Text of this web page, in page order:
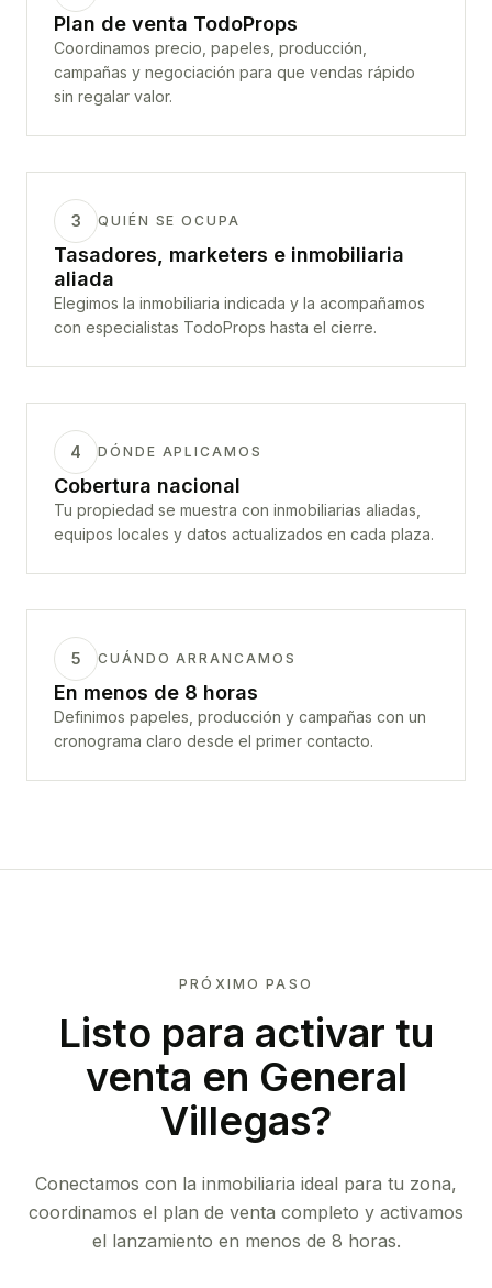
Plan de venta TodoProps
Coordinamos precio, papeles, producción,
campañas y negociación para que vendas rápido
sin regalar valor.
3 QUIÉN SE OCUPA
Tasadores, marketers e inmobiliaria
aliada
Elegimos la inmobiliaria indicada y la acompañamos
con especialistas TodoProps hasta el cierre.
4 DÓNDE APLICAMOS
Cobertura nacional
Tu propiedad se muestra con inmobiliarias aliadas,
equipos locales y datos actualizados en cada plaza.
5 CUÁNDO ARRANCAMOS
En menos de 8 horas
Definimos papeles, producción y campañas con un
cronograma claro desde el primer contacto.
PRÓXIMO PASO
Listo para activar tu
venta en General
Villegas?
Conectamos con la inmobiliaria ideal para tu zona,
coordinamos el plan de venta completo y activamos
el lanzamiento en menos de 8 horas.